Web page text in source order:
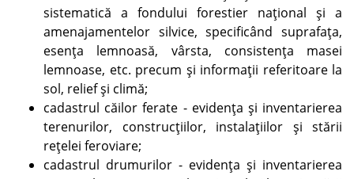
sistematică a fondului forestier naţional şi a
amenajamentelor silvice, specificând suprafaţa,
esenţa lemnoasă, vârsta, consistenţa masei
lemnoase, etc. precum şi informaţii referitoare la
sol, relief şi climă;
cadastrul căilor ferate - evidenţa şi inventarierea
terenurilor, construcţiilor, instalaţiilor şi stării
reţelei feroviare;
cadastrul drumurilor - evidenţa şi inventarierea